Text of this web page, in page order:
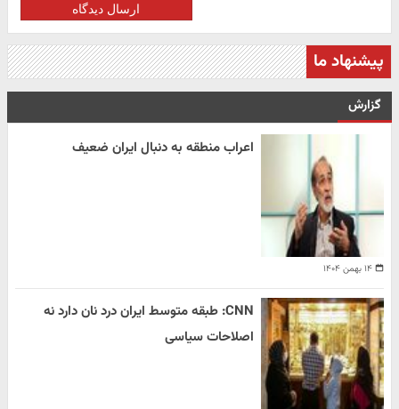
ارسال دیدگاه
پیشنهاد ما
گزارش
۱۴ بهمن ۱۴۰۴
اعراب منطقه به دنبال ایران ضعیف
CNN: طبقه متوسط ایران درد نان دارد نه
اصلاحات سیاسی